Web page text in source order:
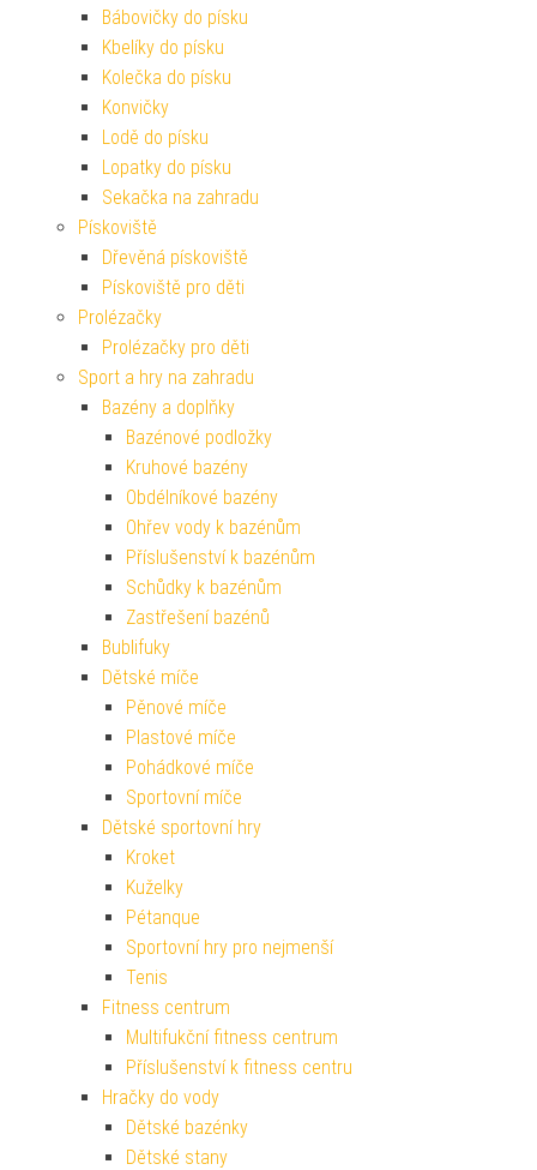
Bábovičky do písku
Kbelíky do písku
Kolečka do písku
Konvičky
Lodě do písku
Lopatky do písku
Sekačka na zahradu
Pískoviště
Dřevěná pískoviště
Pískoviště pro děti
Prolézačky
Prolézačky pro děti
Sport a hry na zahradu
Bazény a doplňky
Bazénové podložky
Kruhové bazény
Obdélníkové bazény
Ohřev vody k bazénům
Příslušenství k bazénům
Schůdky k bazénům
Zastřešení bazénů
Bublifuky
Dětské míče
Pěnové míče
Plastové míče
Pohádkové míče
Sportovní míče
Dětské sportovní hry
Kroket
Kuželky
Pétanque
Sportovní hry pro nejmenší
Tenis
Fitness centrum
Multifukční fitness centrum
Příslušenství k fitness centru
Hračky do vody
Dětské bazénky
Dětské stany